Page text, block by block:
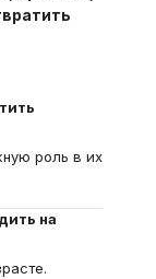
роль в их
на